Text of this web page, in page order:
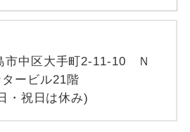
中区大手町2-11-10 Ｎ
ービル21階
・祝日は休み)